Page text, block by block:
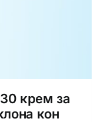
30 крем за
кон